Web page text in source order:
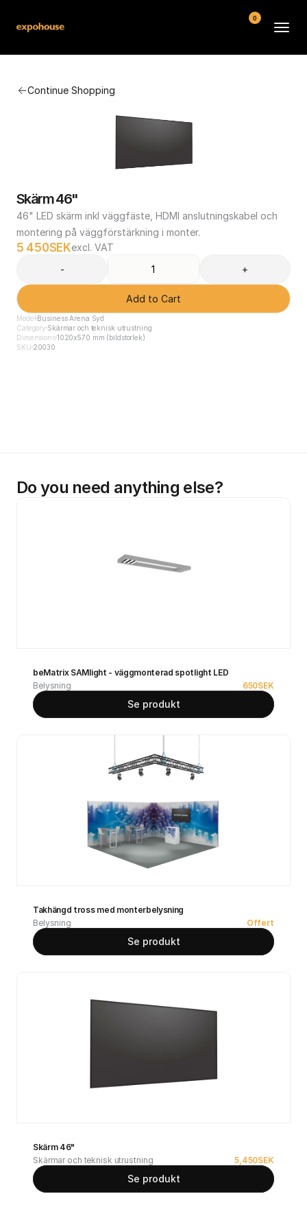
Continue Shopping
Skärm 46"
46" LED skärm inkl väggfäste, HDMI anslutningskabel och
montering på väggförstärkning i monter.
5 450SEKexcl. VAT
-
+
Add to Cart
Model Business Arena Syd
Category Skärmar och teknisk utrustning
Dimensions1020x570 mm (bildstorlek)
SKU 20030
Do you need anything else?
beMatrix SAMlight - väggmonterad spotlight LED
Belysning
650SEK
Se produkt
Takhängd tross med monterbelysning
Belysning
Offert
Se produkt
Skärm 46"
Skärmar och teknisk utrustning
5,450SEK
Se produkt
0